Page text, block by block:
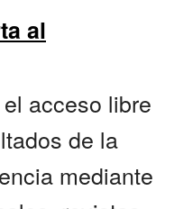
al
acceso libre
de la
mediante